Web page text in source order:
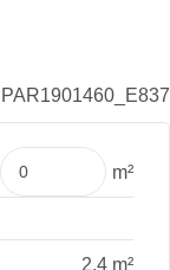
PAR1901460_E837
m²
2,4 m²